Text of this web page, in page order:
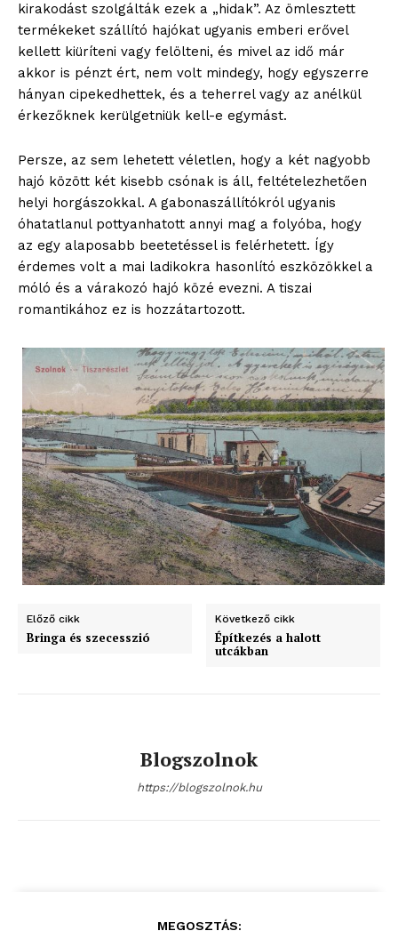
blogSZOLNOK
szubjektív élményportál
Adatkezelési tájékoztató
kirakodást szolgálták ezek a „hidak”. Az ömlesztett
termékeket szállító hajókat ugyanis emberi erővel
kellett kiüríteni vagy felölteni, és mivel az idő már
akkor is pénzt ért, nem volt mindegy, hogy egyszerre
hányan cipekedhettek, és a teherrel vagy az anélkül
érkezőknek kerülgetniük kell-e egymást.
Persze, az sem lehetett véletlen, hogy a két nagyobb
hajó között két kisebb csónak is áll, feltételezhetően
helyi horgászokkal. A gabonaszállítókról ugyanis
óhatatlanul pottyanhatott annyi mag a folyóba, hogy
az egy alaposabb beetetéssel is felérhetett. Így
érdemes volt a mai ladikokra hasonlító eszközökkel a
móló és a várakozó hajó közé evezni. A tiszai
romantikához ez is hozzátartozott.
Előző cikk
Bringa és szecesszió
Következő cikk
Építkezés a halott
utcákban
Blogszolnok
https://blogszolnok.hu
MEGOSZTÁS: